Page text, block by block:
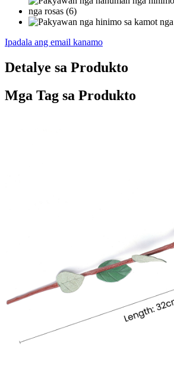
Ipadala ang email kanamo
Detalye sa Produkto
Mga Tag sa Produkto